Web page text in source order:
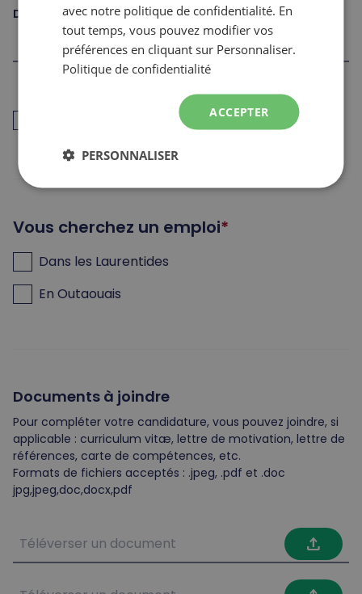
Date de naissance
J’ai déjà travaillé pour les Sommets dans les 12
derniers mois (retour au travail)
Vous cherchez un emploi
Dans les Laurentides
En Outaouais
Documents à joindre
Pour compléter votre candidature, vous pouvez joindre, si
applicable : curriculum vitæ, lettre de motivation, lettre de
références, carte de compétences, etc.
Formats de fichiers acceptés : .jpeg, .pdf et .doc
jpg,jpeg,doc,docx,pdf
file_upload
avec notre politique de confidentialité. En
tout temps, vous pouvez modifier vos
préférences en cliquant sur Personnaliser.
Politique de confidentialité
ACCEPTER
PERSONNALISER